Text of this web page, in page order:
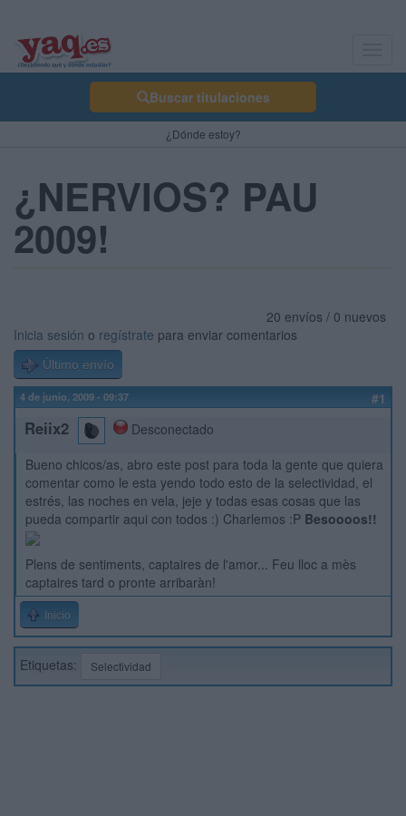
Buscar titulaciones
¿Dónde estoy?
¿NERVIOS? PAU
2009!
20 envíos / 0 nuevos
Inicia sesión o regístrate para enviar comentarios
Último envío
4 de junio, 2009 - 09:37 #1
Reiix2
Desconectado
Bueno chicos/as, abro este post para toda la gente que quiera
comentar como le esta yendo todo esto de la selectividad, el
estrés, las noches en vela, jeje y todas esas cosas que las
pueda compartir aqui con todos :) Charlemos :P Besoooos!!
Plens de sentiments, captaires de l'amor... Feu lloc a mès
captaires tard o pronte arribaràn!
Inicio
Etiquetas: Selectividad